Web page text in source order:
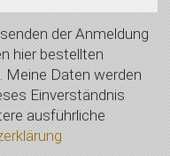
der Anmeldung
hier bestellten
Meine Daten werden
Einverständnis
ausführliche